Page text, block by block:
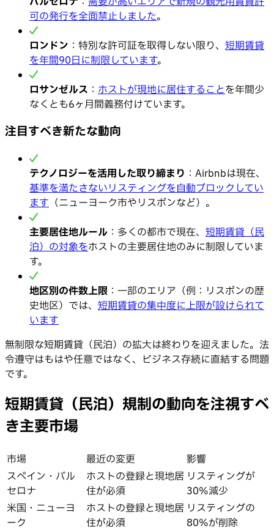
可の発行を全面禁止しました。
ロンドン ：特別な許可証を取得しない限り、 短期賃貸
を年間90日に制限しています。
ロサンゼルス ： ホストが現地に居住することを年間少
なくとも6ヶ月間義務付けています。
注目すべき新たな動向
テクノロジーを活用した取り締まり ：Airbnbは現在、
基準を満たさないリスティングを自動ブロックしてい
ます （ニューヨーク市やリスボンなど）。
主要居住地ルール ：多くの都市で現在、 短期賃貸（民
泊）の対象をホストの主要居住地のみに制限していま
す。
地区別の件数上限 ：一部のエリア（例：リスボンの歴
史地区）では、 短期賃貸の集中度に上限が設けられて
います
無制限な短期賃貸（民泊）の拡大は終わりを迎えました。法
令遵守はもはや任意ではなく、ビジネス存続に直結する問題
です。
短期賃貸（民泊）規制の動向を注視すべ
き主要市場
市場 最近の変更
影響
スペイン・バル
セロナ
ホストの登録と現地居
住が必須
リスティングが
30%減少
米国・ニューヨ
ーク
ホストの登録と現地居
住が必須
リスティングの
80%が削除